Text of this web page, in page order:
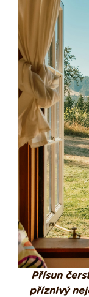
Přísun
příznivý